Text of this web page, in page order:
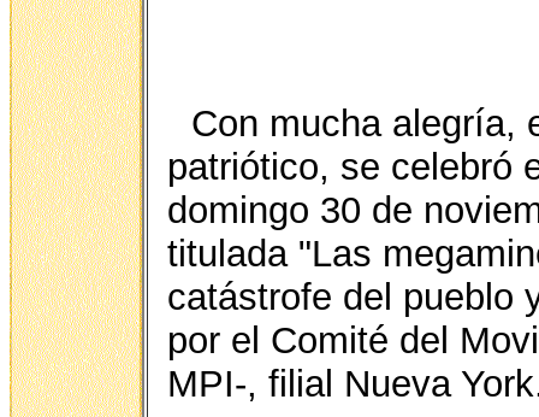
Con mucha alegría,
patriótico, se celebró
domingo 30 de
titulada "Las
catástrofe del pueblo
por el Comité del
MPI-, filial Nueva